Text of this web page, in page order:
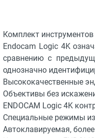
Комплект
Endocam Logic 4K
сравнению с
однозначно
Высококачественные
Объективы без
ENDOCAM Logic 4K
Специальные режимы
Автоклавируемая,